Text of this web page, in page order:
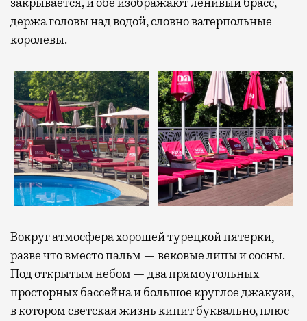
держа головы над водой, словно ватерпольные
королевы.
Вокруг атмосфера хорошей турецкой пятерки,
разве что вместо пальм — вековые липы и сосны.
Под открытым небом — два прямоугольных
просторных бассейна и большое круглое джакузи,
в котором светская жизнь кипит буквально, плюс